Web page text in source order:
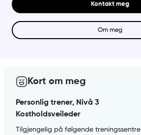
Kontakt meg
Om meg
Kort om meg
Personlig trener, Nivå 3
Kostholdsveileder
Tilgjengelig på følgende treningssentre